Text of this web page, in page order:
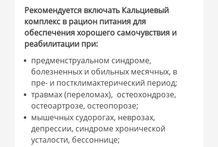
Рекомендуется включать Кальциевый
комплекс в рацион питания для
обеспечения хорошего самочувствия и
реабилитации при:
предменструальном синдроме,
болезненных и обильных месячных, в
пре- и постклимактерический период;
травмах (переломах), остеохондрозе,
остеоартрозе, остеопорозе;
мышечных судорогах, неврозах,
депрессии, синдроме хронической
усталости, бессоннице;